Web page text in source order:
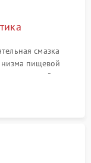
смазка
пищевой
масел.